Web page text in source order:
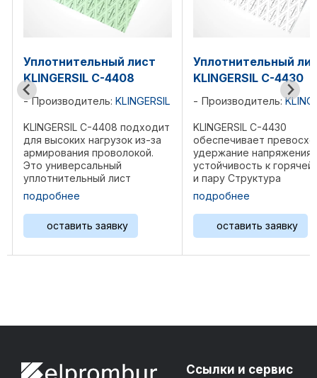
Уплотнительный лист
KLINGERSIL C-4430
Производитель:KLINGERSIL
KLINGERSIL C-4430
обеспечивает превосходное
удержание напряжения и
устойчивость к горячей воде
и пару Структура
Оптимальное сочетание
синтетических волокон,
соединенных с NBR. Области
применения Устойчив к воде
и пару при более высоких
температурах, ...
подробнее
оставить заявку
Уплотнительный
KLINGERSIL C-4500
Производитель:
KLINGERSIL C-4500 - это
высококачественный
уплотнительный лист
высокого давления,
особенно подходящий
использования с
высокотемпературными
щелочными средами и
перегретым паром. Это
продукт с
эксплуатационными
подробнее
оставить заявку
Ссылки и сервис